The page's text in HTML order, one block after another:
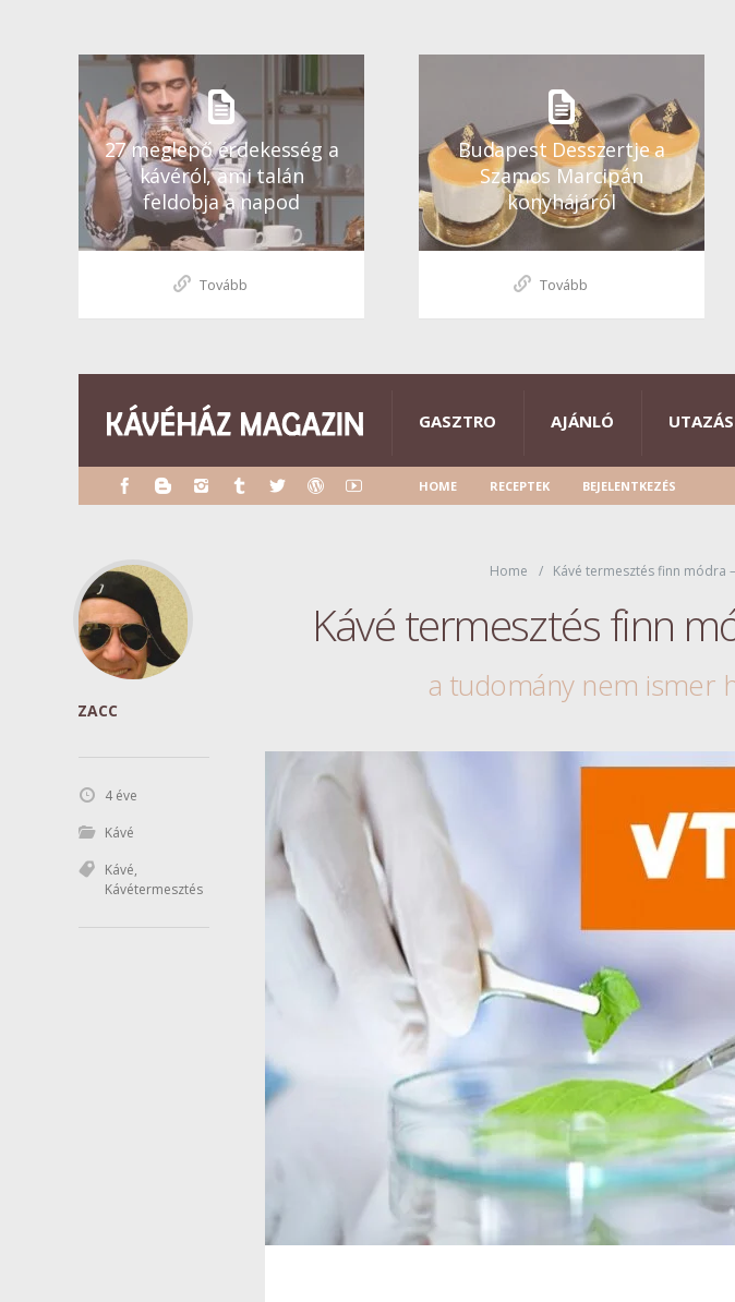
27 meglepő érdekesség a
kávéról, ami talán
feldobja a napod
Tovább
Budapest Desszertje a
Szamos Marcipán
konyhájáról
Tovább
GASZTRO AJÁNLÓ UTAZÁS
HOME RECEPTEK BEJELENTKEZÉS
Home Kávé termesztés finn módra
Kávé termesztés finn
a tudomány nem ismer
ZACC
4 éve
Kávé
Kávé,
Kávétermesztés